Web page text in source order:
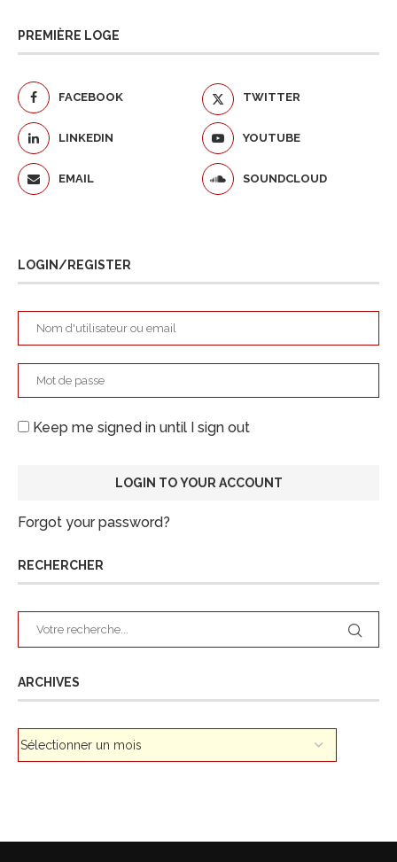
PREMIÈRE LOGE
FACEBOOK TWITTER
LINKEDIN YOUTUBE
EMAIL SOUNDCLOUD
LOGIN/REGISTER
Keep me signed in until I sign out
Forgot your password?
RECHERCHER
ARCHIVES